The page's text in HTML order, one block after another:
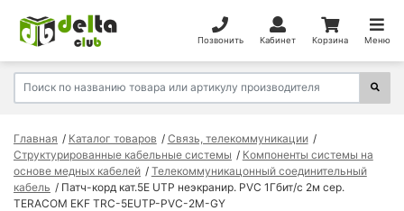
Позвонить Кабинет Корзина Меню
Главная Каталог товаров
Связь, телекоммуникации
Структурированные кабельные системы
Компоненты системы на
основе медных кабелей
Телекоммуникацонный соединительный
кабель
Патч-корд кат.5E UTP неэкранир. PVC 1Гбит/с 2м сер.
TERACOM EKF TRC-5EUTP-PVC-2M-GY